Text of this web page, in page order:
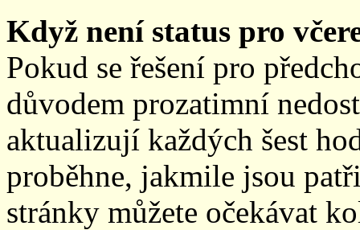
Když není status pro
Pokud se řešení pro
důvodem prozatimní
aktualizují každých šest
proběhne, jakmile jsou
stránky můžete očekávat